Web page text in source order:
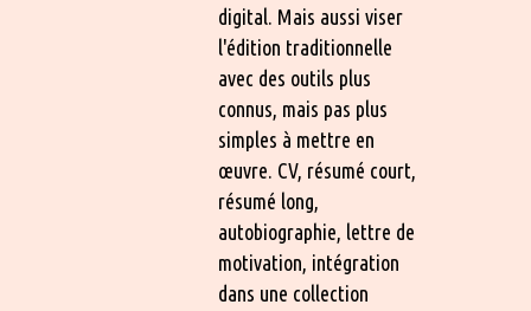
digital. Mais aussi viser
l'édition traditionnelle
avec des outils plus
connus, mais pas plus
simples à mettre en
œuvre. CV, résumé court,
résumé long,
autobiographie, lettre de
motivation, intégration
dans une collection